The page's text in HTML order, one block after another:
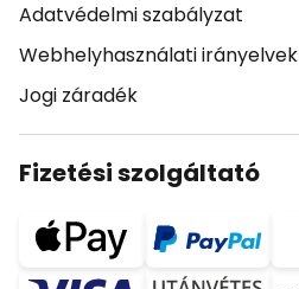
Adatvédelmi szabályzat
Webhelyhasználati irányelvek
Jogi záradék
Fizetési szolgáltató